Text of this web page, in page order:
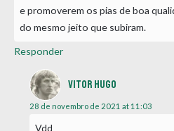
e promoverem os pias de boa
do mesmo jeito que subiram.
Responder
Vitor Hugo
28 de novembro de 2021 at 11:03
Vdd